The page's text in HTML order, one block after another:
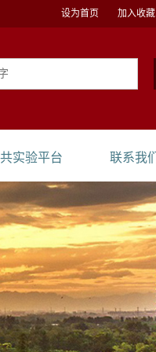
设为首页 加入收藏
实验平台 联系我们